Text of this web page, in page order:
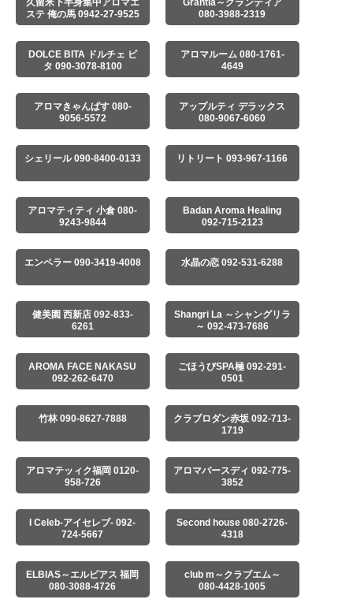
久留米下半身集中アロマエ
ステ 俺の馬 0942-27-9525
Grantia～グランティア
080-3988-2319
DOLCE BITA ドルチェ ビ
タ 090-3078-8100
アロマルーム 080-1761-
4649
アロマきゃんぱす 080-
9056-5572
アップルティ デラックス
080-9067-6060
シェリール 090-8400-0133 リトリート 093-967-1166
アロマティティ 小倉 080-
9243-9844
Badan Aroma Healing
092-715-2123
エンペラー 090-3419-4008 水晶の恋 092-531-6288
健美園 西新店 092-833-
6261
Shangri La ～シャングリラ
～ 092-473-7686
AROMA FACE NAKASU
092-262-6470
ごほうびSPA極 092-291-
0501
竹林 090-8627-7888
クラブロダン赤坂 092-713-
1719
アロマテッィク福岡 0120-
958-726
アロマバースディ 092-775-
3852
I Celeb-アイセレブ- 092-
724-5667
Second house 080-2726-
4318
ELBIAS～エルビアス 福岡
080-3088-4726
club m～クラブエム～
080-4428-1005